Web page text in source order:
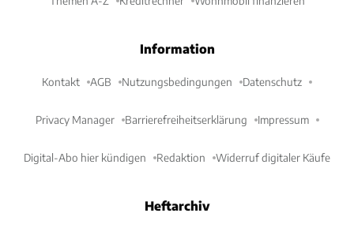
Information
Kontakt AGB Nutzungsbedingungen Datenschutz
Privacy Manager Barrierefreiheitserklärung Impressum
Digital-Abo hier kündigen Redaktion Widerruf digitaler Käufe
Heftarchiv